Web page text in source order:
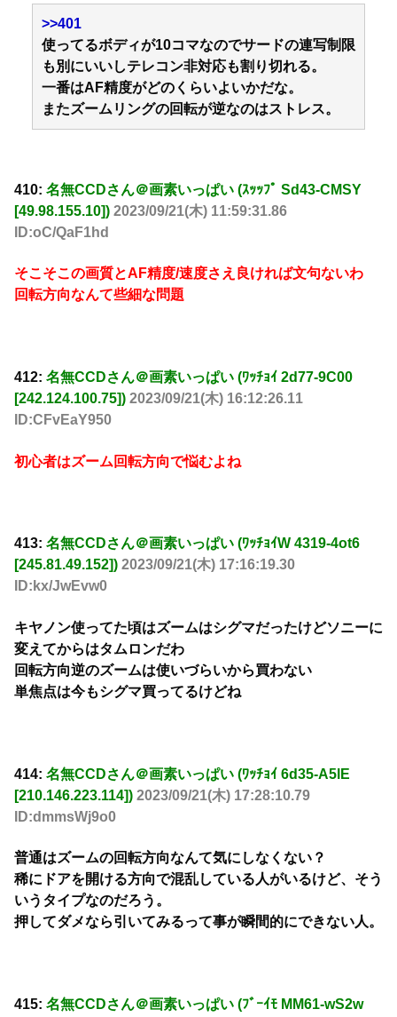
>>401
使ってるボディが10コマなのでサードの連写制限
も別にいいしテレコン非対応も割り切れる。
一番はAF精度がどのくらいよいかだな。
またズームリングの回転が逆なのはストレス。
410: 名無CCDさん＠画素いっぱい (ｽｯｯﾌﾟ Sd43-CMSY
[49.98.155.10]) 2023/09/21(木) 11:59:31.86
ID:oC/QaF1hd
そこそこの画質とAF精度/速度さえ良ければ文句ないわ
回転方向なんて些細な問題
412: 名無CCDさん＠画素いっぱい (ﾜｯﾁｮｲ 2d77-9C00
[242.124.100.75]) 2023/09/21(木) 16:12:26.11
ID:CFvEaY950
初心者はズーム回転方向で悩むよね
413: 名無CCDさん＠画素いっぱい (ﾜｯﾁｮｲW 4319-4ot6
[245.81.49.152]) 2023/09/21(木) 17:16:19.30
ID:kx/JwEvw0
キヤノン使ってた頃はズームはシグマだったけどソニーに
変えてからはタムロンだわ
回転方向逆のズームは使いづらいから買わない
単焦点は今もシグマ買ってるけどね
414: 名無CCDさん＠画素いっぱい (ﾜｯﾁｮｲ 6d35-A5lE
[210.146.223.114]) 2023/09/21(木) 17:28:10.79
ID:dmmsWj9o0
普通はズームの回転方向なんて気にしなくない？
稀にドアを開ける方向で混乱している人がいるけど、そう
いうタイプなのだろう。
押してダメなら引いてみるって事が瞬間的にできない人。
415: 名無CCDさん＠画素いっぱい (ﾌﾞｰｲﾓ MM61-wS2w